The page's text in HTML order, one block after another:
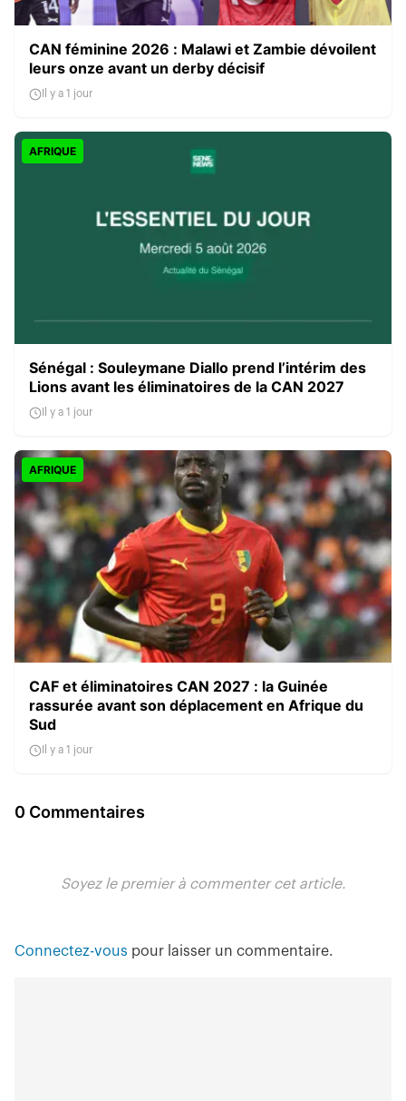
CAN féminine 2026 : Malawi et Zambie dévoilent
leurs onze avant un derby décisif
Il y a 1 jour
AFRIQUE
Sénégal : Souleymane Diallo prend l’intérim des
Lions avant les éliminatoires de la CAN 2027
Il y a 1 jour
AFRIQUE
CAF et éliminatoires CAN 2027 : la Guinée
rassurée avant son déplacement en Afrique du
Sud
Il y a 1 jour
0 Commentaires
Soyez le premier à commenter cet article.
Connectez-vous pour laisser un commentaire.